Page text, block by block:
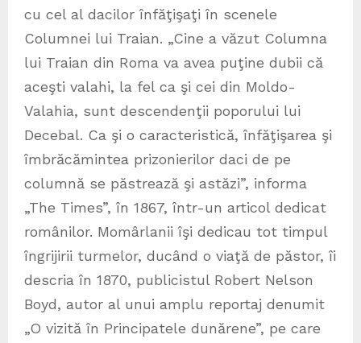
cu cel al dacilor înfăţişaţi în scenele
Columnei lui Traian. „Cine a văzut Columna
lui Traian din Roma va avea puţine dubii că
aceşti valahi, la fel ca şi cei din Moldo-
Valahia, sunt descendenţii poporului lui
Decebal. Ca şi o caracteristică, înfăţişarea şi
îmbrăcămintea prizonierilor daci de pe
columnă se păstrează şi astăzi”, informa
„The Times”, în 1867, într-un articol dedicat
românilor. Momârlanii îşi dedicau tot timpul
îngrijirii turmelor, ducând o viaţă de păstor, îi
descria în 1870, publicistul Robert Nelson
Boyd, autor al unui amplu reportaj denumit
„O vizită în Principatele dunărene”, pe care